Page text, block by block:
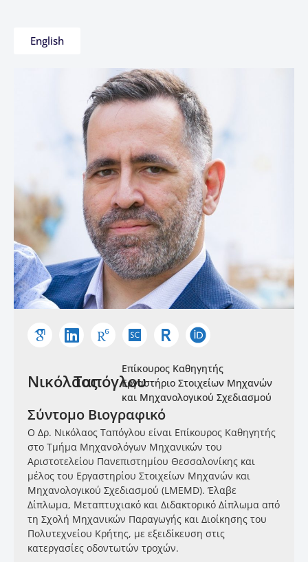
English
ΝικόλαοςΤαπόγλου
Επίκουρος Καθηγητής
Εργαστήριο Στοιχείων Μηχανών
και Μηχανολογικού Σχεδιασμού
Σύντομο Βιογραφικό
Ο Δρ. Νικόλαος Ταπόγλου είναι Επίκουρος Καθηγητής
στο Τμήμα Μηχανολόγων Μηχανικών του
Αριστοτελείου Πανεπιστημίου Θεσσαλονίκης και
μέλος του Εργαστηρίου Στοιχείων Μηχανών και
Μηχανολογικού Σχεδιασμού (LMEMD). Έλαβε
Δίπλωμα, Μεταπτυχιακό και Διδακτορικό Δίπλωμα από
τη Σχολή Μηχανικών Παραγωγής και Διοίκησης του
Πολυτεχνείου Κρήτης, με εξειδίκευση στις
κατεργασίες οδοντωτών τροχών.